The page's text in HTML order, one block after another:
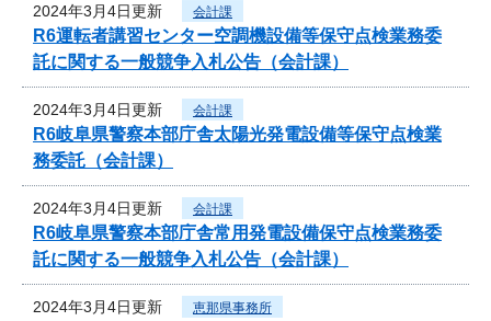
2024年3月4日更新 会計課
R6運転者講習センター空調機設備等保守点検業務委
託に関する一般競争入札公告（会計課）
2024年3月4日更新 会計課
R6岐阜県警察本部庁舎太陽光発電設備等保守点検業
務委託（会計課）
2024年3月4日更新 会計課
R6岐阜県警察本部庁舎常用発電設備保守点検業務委
託に関する一般競争入札公告（会計課）
2024年3月4日更新 恵那県事務所